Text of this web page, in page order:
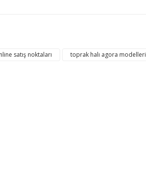
satış noktaları toprak halı agora modelleri